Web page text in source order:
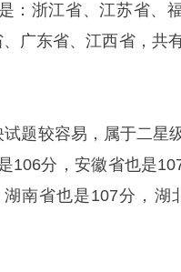
：浙江省、江苏省、
广东省、江西省，共
题较容易，属于二星
106分，安徽省也是
南省也是107分，湖